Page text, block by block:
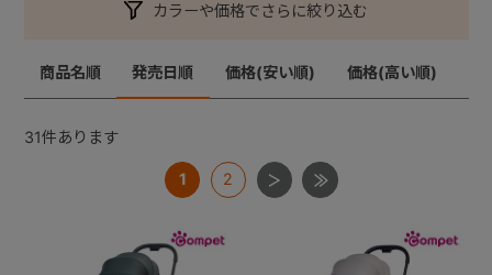
カラーや価格でさらに絞り込む
商品名順 発売日順 価格(安い順) 価格(高い順)
31件あります
1 2